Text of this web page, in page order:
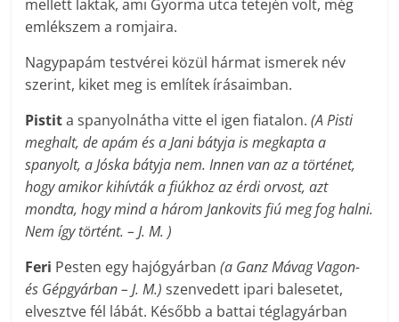
mellett laktak, ami Gyorma utca tetején volt, még
emlékszem a romjaira.
Nagypapám testvérei közül hármat ismerek név
szerint, kiket meg is említek írásaimban.
Pistita spanyolnátha vitte el igen fiatalon.(A Pisti
meghalt, de apám és a Jani bátyja is megkapta a
spanyolt, a Jóska bátyja nem. Innen van az a történet,
hogy amikor kihívták a fiúkhoz az érdi orvost, azt
mondta, hogy mind a három Jankovits fiú meg fog halni.
Nem így történt. – J. M. )
Feri Pesten egy hajógyárban (a Ganz Mávag Vagon-
és Gépgyárban – J. M.)szenvedett ipari balesetet,
elvesztve fél lábát. Később a battai téglagyárban